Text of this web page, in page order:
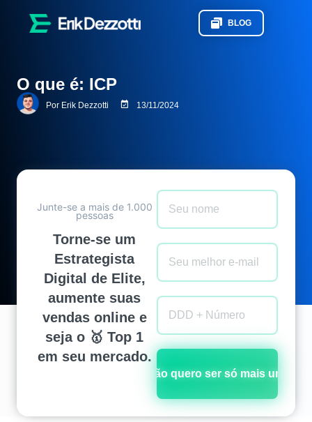
BLOG
O que é: ICP
Por Erik Dezzotti 13/11/2024
Junte-se a mais de 1.000
pessoas
Torne-se um
Estrategista
Digital de Elite,
aumente suas
vendas online e
seja o 🥇 Top 1
em seu mercado.
Não quero ser só mais um!